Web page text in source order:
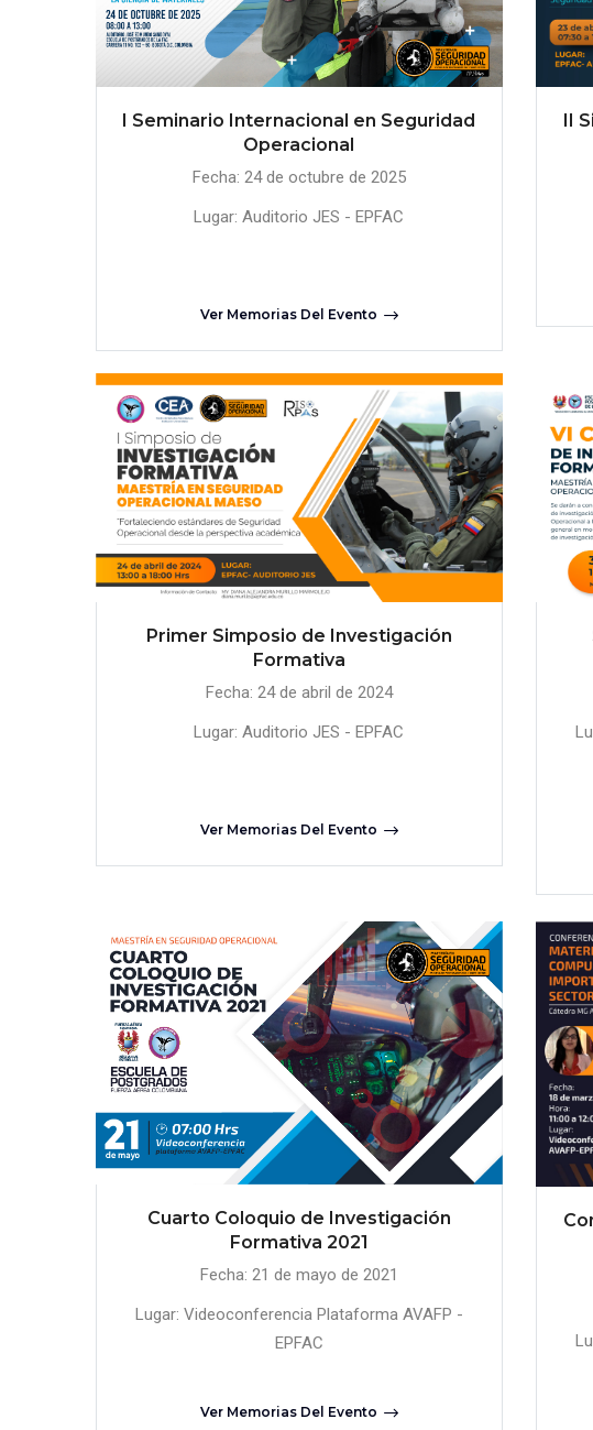
I Seminario Internacional en Seguridad
Operacional
Fecha: 24 de octubre de 2025
Lugar: Auditorio JES - EPFAC
Ver Memorias Del Evento
II
Primer Simposio de Investigación
Formativa
Fecha: 24 de abril de 2024
Lugar: Auditorio JES - EPFAC
Ver Memorias Del Evento
Cuarto Coloquio de Investigación
Formativa 2021
Fecha: 21 de mayo de 2021
Lugar: Videoconferencia Plataforma AVAFP -
EPFAC
Ver Memorias Del Evento